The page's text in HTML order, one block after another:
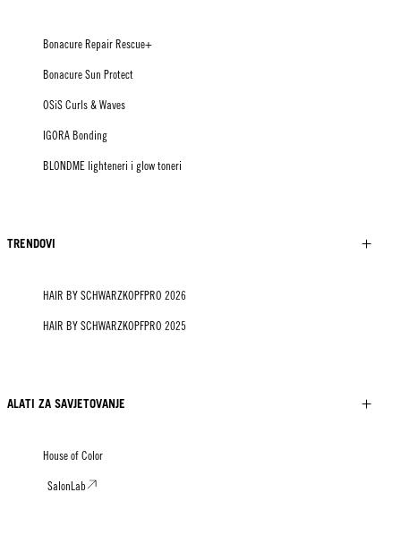
Bonacure Repair Rescue+
Bonacure Sun Protect
OSiS Curls & Waves
IGORA Bonding
BLONDME lighteneri i glow toneri
TRENDOVI
HAIR BY SCHWARZKOPFPRO 2026
HAIR BY SCHWARZKOPFPRO 2025
ALATI ZA SAVJETOVANJE
House of Color
SalonLab